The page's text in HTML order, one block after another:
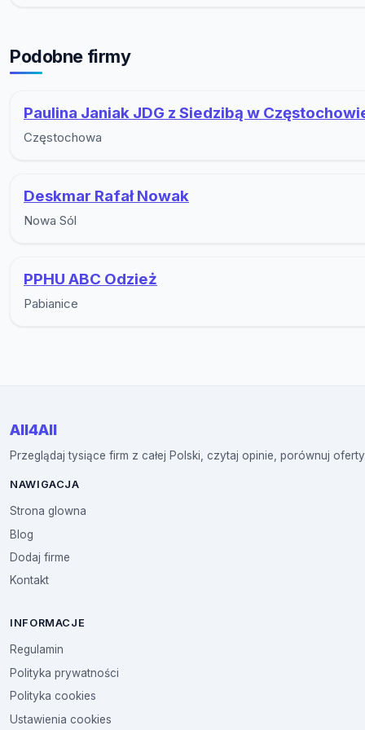
Podobne firmy
Paulina Janiak JDG z Siedzibą w
Częstochowa
Deskmar Rafał Nowak
Nowa Sól
PPHU ABC Odzież
Pabianice
All4All
Przeglądaj tysiące firm z całej Polski, czytaj opinie, porównuj
NAWIGACJA
Strona glowna
Blog
Dodaj firme
Kontakt
INFORMACJE
Regulamin
Polityka prywatności
Polityka cookies
Ustawienia cookies